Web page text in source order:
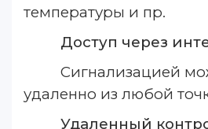
температуры и пр.
Доступ через
Сигнализацией
удаленно из любой
Удаленный